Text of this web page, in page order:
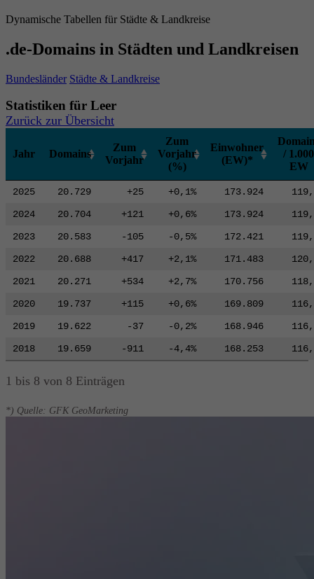
Dynamische Tabellen für Städte & Landkreise
.de-Domains in Städten und Landkreisen
Bundesländer Städte & Landkreise
Statistiken für Leer
Zurück zur Übersicht
Jahr Domains
Zum
Vorjahr
Zum
Vorjahr
(%)
Einwohner
(EW)*
/ 1.000
EW
2025 20.729 +25 +0,1% 173.924
2024
20.704 +121 +0,6% 173.924
2023
20.583 -105 -0,5% 172.421
2022
20.688 +417 +2,1% 171.483
2021
20.271 +534 +2,7% 170.756
2020
19.737 +115 +0,6% 169.809
2019
19.622 -37 -0,2% 168.946
2018
19.659 -911 -4,4% 168.253
1 bis 8 von 8 Einträgen
*) Quelle: GFK GeoMarketing